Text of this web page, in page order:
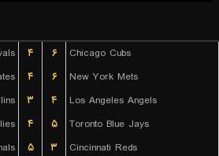
۴ ۶
Chicago Cubs
۴ ۶
New York Mets
۳ ۴
Los Angeles Angels
۴ ۵
Toronto Blue Jays
۵ ۳
Cincinnati Reds